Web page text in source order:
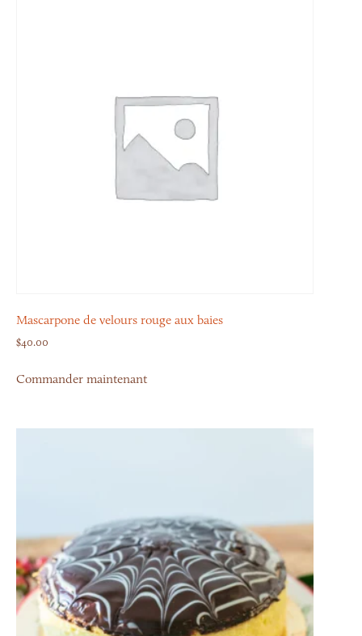
Mascarpone de velours rouge aux baies
$40.00
Commander maintenant